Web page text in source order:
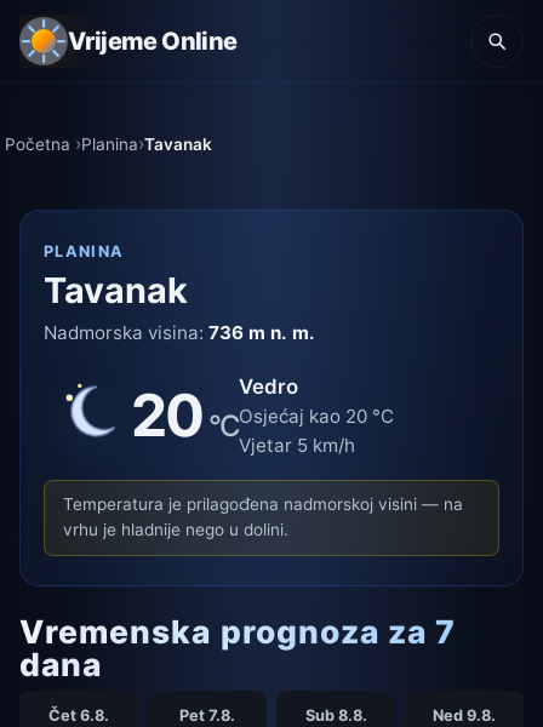
Vrijeme Online
Početna Planina Tavanak
PLANINA
Tavanak
Nadmorska visina:736 m n. m.
20 °C
Vedro
Osjećaj kao 20 °C
Vjetar 5 km/h
Temperatura je prilagođena nadmorskoj visini — na
vrhu je hladnije nego u dolini.
Vremenska prognoza za 7
dana
Čet 6.8. Pet 7.8. Sub 8.8. Ned 9.8.